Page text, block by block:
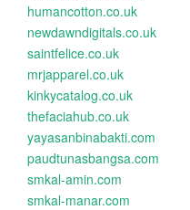
humancotton.co.uk
newdawndigitals.co.uk
saintfelice.co.uk
mrjapparel.co.uk
kinkycatalog.co.uk
thefaciahub.co.uk
yayasanbinabakti.com
paudtunasbangsa.com
smkal-amin.com
smkal-manar.com